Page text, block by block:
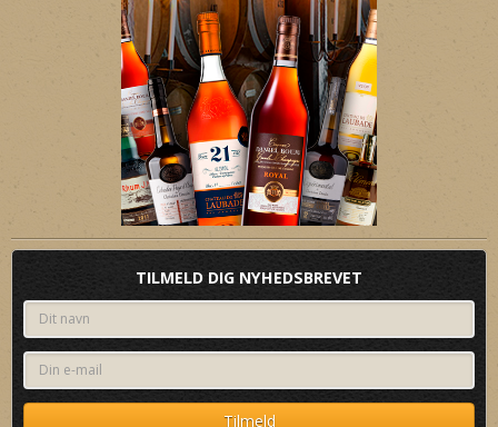
TILMELD DIG NYHEDSBREVET